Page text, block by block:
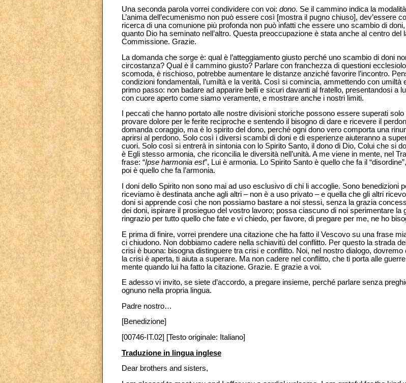
Una seconda parola vorrei condividere con voi: dono. Se il cammino indica la
L’anima dell’ecumenismo non può essere così [mostra il pugno chiuso], dev’essere
ricerca di una comunione più profonda non può infatti che essere uno scambio di
quanto Dio ha seminato nell’altro. Questa preoccupazione è stata anche al centro del
Commissione. Grazie.
La domanda che sorge è: qual è l’atteggiamento giusto perché uno scambio di doni
circostanza? Qual è il cammino giusto? Parlare con franchezza di questioni
scomoda, è rischioso, potrebbe aumentare le distanze anziché favorire l’incontro.
condizioni fondamentali, l’umiltà e la verità. Così si comincia, ammettendo con umiltà
primo passo: non badare ad apparire belli e sicuri davanti al fratello, presentandosi a
con cuore aperto come siamo veramente, e mostrare anche i nostri limiti.
I peccati che hanno portato alle nostre divisioni storiche possono essere superati
provare dolore per le ferite reciproche e sentendo il bisogno di dare e ricevere il
domanda coraggio, ma è lo spirito del dono, perché ogni dono vero comporta una
aprirsi al perdono. Solo così i diversi scambi di doni e di esperienze aiuteranno a
cuori. Solo così si entrerà in sintonia con lo Spirito Santo, il dono di Dio, Colui che si
è Egli stesso armonia, che riconcilia le diversità nell’unità. A me viene in mente, nel
frase: “Ipse harmonia est”, Lui è armonia. Lo Spirito Santo è quello che fa il
poi è quello che fa l’armonia.
I doni dello Spirito non sono mai ad uso esclusivo di chi li accoglie. Sono benedizioni
riceviamo è destinata anche agli altri – non è a uso privato – e quella che gli altri
doni si apprende così che non possiamo bastare a noi stessi, senza la grazia
dei doni, ispirare il prosieguo del vostro lavoro; possa ciascuno di noi sperimentare la
ringrazio per tutto quello che fate e vi chiedo, per favore, di pregare per me, ne ho
E prima di finire, vorrei prendere una citazione che ha fatto il Vescovo su una frase
ci chiudono. Non dobbiamo cadere nella schiavitù del conflitto. Per questo la strada
crisi è buona: bisogna distinguere tra crisi e conflitto. Noi, nel nostro dialogo,
la crisi è aperta, ti aiuta a superare. Ma non cadere nel conflitto, che ti porta alle
mente quando lui ha fatto la citazione. Grazie. E grazie a voi.
E adesso vi invito, se siete d’accordo, a pregare insieme, perché parlare senza
ognuno nella propria lingua.
Padre nostro…
[Benedizione]
[00746-IT.02] [Testo originale: Italiano]
Traduzione in lingua inglese
Dear brothers and sisters,